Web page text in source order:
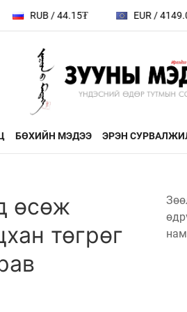
44.15₮ EUR / 4149.01₮
БӨХИЙН МЭДЭЭ ЭРЭН
зочин
ХЭВШМЭЛ
ӨӨРЧИЛЬЕ
өсөж
төгрөг